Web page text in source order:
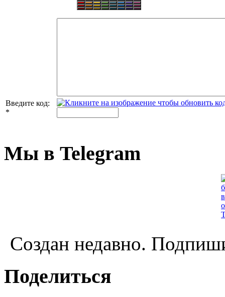
Введите код:
*
Мы в Telegram
Создан недавно.
Поделиться